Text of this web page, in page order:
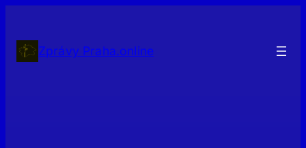
obsahZprávy Praha.online